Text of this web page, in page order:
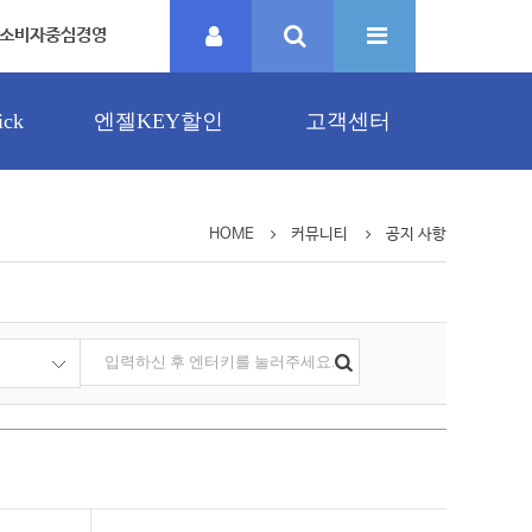
소비자중심경영
엔젤KEY할인 고객센터
HOME 커뮤니티 공지 사항